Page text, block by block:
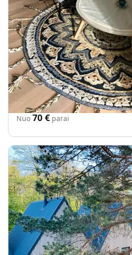
Vanagupės Apartamentai
Vietų iki4
1000 m iki Baltijos jūra
„Vanagupės apartamentai
Internetas Wifi
Nuo 70 € parai